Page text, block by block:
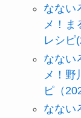
なない
メ！ま
レシピ
なない
メ！野
ピ（
なない